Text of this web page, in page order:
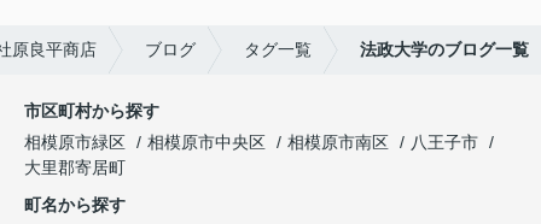
原良平商店 ブログ タグ一覧 法政大学のブログ一覧
市区町村から探す
相模原市緑区
相模原市中央区 相模原市南区
八王子市
大里郡寄居町
町名から探す